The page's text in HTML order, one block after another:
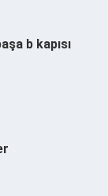
b kapısı